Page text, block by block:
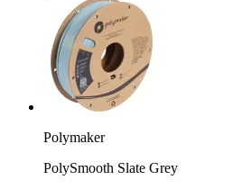
Polymaker
PolySmooth Slate Grey